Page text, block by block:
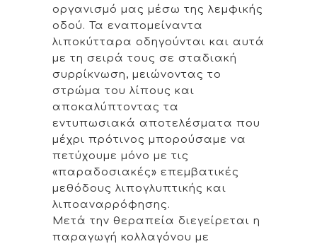
οργανισμό μας μέσω της λεμφικής
οδού. Τα εναπομείναντα
λιποκύτταρα οδηγούνται και αυτά
με τη σειρά τους σε σταδιακή
συρρίκνωση, μειώνοντας το
στρώμα του λίπους και
αποκαλύπτοντας τα
εντυπωσιακά αποτελέσματα που
μέχρι πρότινος μπορούσαμε να
πετύχουμε μόνο με τις
«παραδοσιακές» επεμβατικές
μεθόδους λιπογλυπτικής και
λιποαναρρόφησης.
Μετά την θεραπεία διεγείρεται η
παραγωγή κολλαγόνου με